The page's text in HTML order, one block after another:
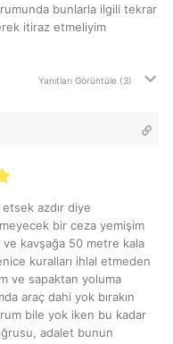
bunlarla ilgili tekrar
itiraz etmeliyim
Yanıtları Görüntüle (3)
azdır diye
bir ceza yemişim
kavşağa 50 metre kala
kuralları ihlal etmeden
ve sapaktan yoluma
araç dahi yok bırakın
bile yok iken bu kadar
adalet bunun